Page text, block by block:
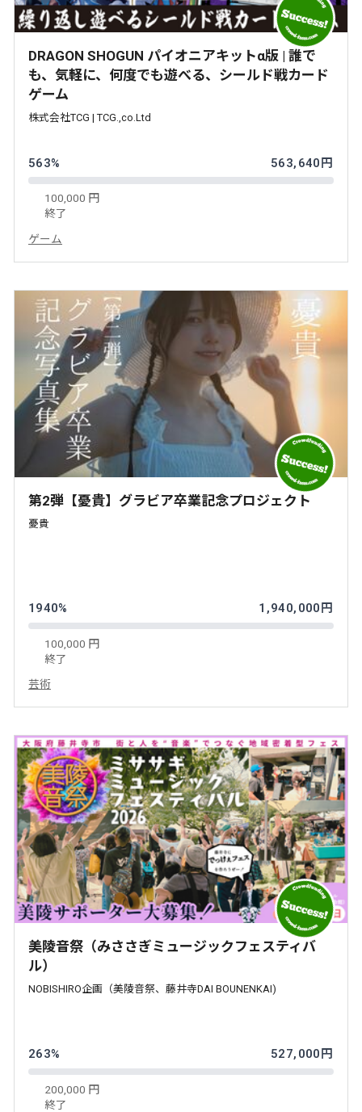
DRAGON SHOGUN パイオニアキットα版 | 誰で
も、気軽に、何度でも遊べる、シールド戦カード
ゲーム
株式会社TCG | TCG.,co.Ltd
563% 563,640円
100,000 円
終了
ゲーム
第2弾【憂貴】グラビア卒業記念プロジェクト
憂貴
1940% 1,940,000円
100,000 円
終了
芸術
美陵音祭（みささぎミュージックフェスティバ
ル）
NOBISHIRO企画（美陵音祭、藤井寺DAI BOUNENKAI)
263% 527,000円
200,000 円
終了